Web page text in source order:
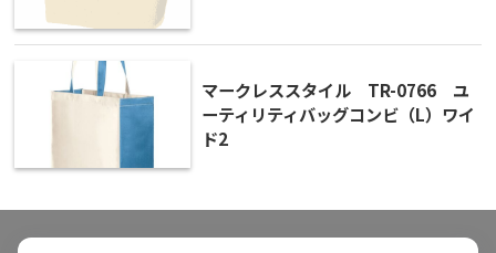
マークレススタイル TR-0766 ユ
ーティリティバッグコンビ（L）ワイ
ド2